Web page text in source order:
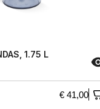
1.75 L
€ 41,00